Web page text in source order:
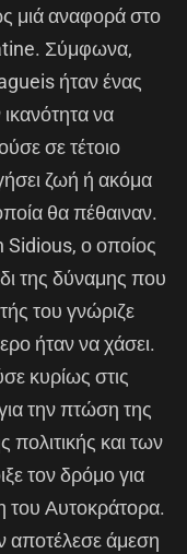
μιά αναφορά στο
Σύμφωνα,
ήταν ένας
να
σε τέτοιο
ζωή ή ακόμα
θα πέθαιναν.
Sidious, ο οποίος
της δύναμης που
του γνώριζε
ήταν να χάσει.
κυρίως στις
την πτώση της
και των
τον δρόμο για
του Αυτοκράτορα.
αποτέλεσε άμεση